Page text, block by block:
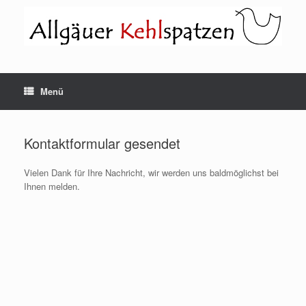
springen
Menü
Kontaktformular gesendet
Vielen Dank für Ihre Nachricht, wir werden uns baldmöglichst bei
Ihnen melden.